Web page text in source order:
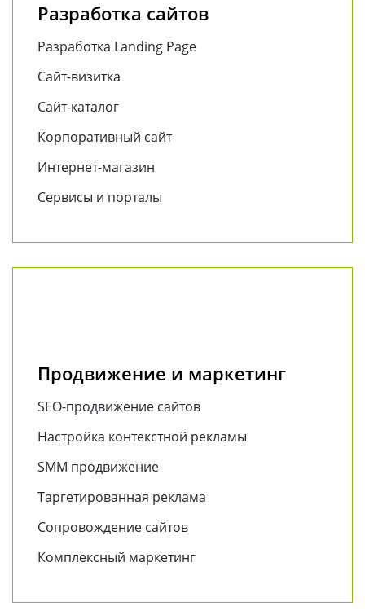
Разработка сайтов
Разработка Landing Page
Сайт-визитка
Сайт-каталог
Корпоративный сайт
Интернет-магазин
Сервисы и порталы
Продвижение и маркетинг
SEO-продвижение сайтов
Настройка контекстной рекламы
SMM продвижение
Таргетированная реклама
Сопровождение сайтов
Комплексный маркетинг